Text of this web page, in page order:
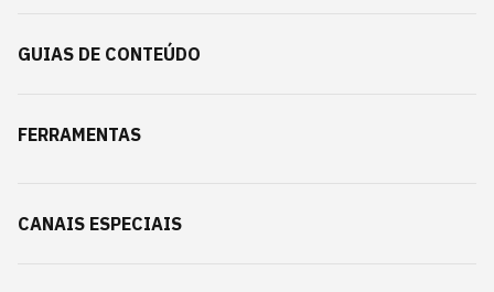
GUIAS DE CONTEÚDO
FERRAMENTAS
CANAIS ESPECIAIS